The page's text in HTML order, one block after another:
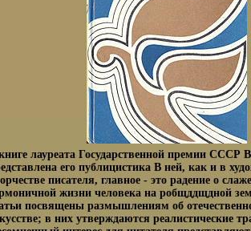
лауреата Государственной премии СССР
его публицистика В ней, как и в
писателя, главное - это радение о
жизни человека на робщддщдной
посвящены размышлениям об
в них утверждаются реалистические